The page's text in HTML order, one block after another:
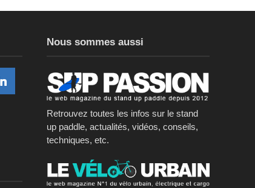
Nous sommes aussi
Retrouvez toutes les infos sur le stand
up paddle, actualités, vidéos, conseils,
techniques, etc.